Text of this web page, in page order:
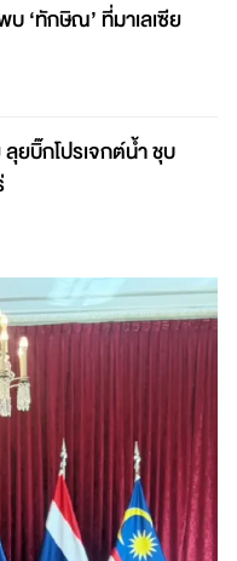
‘ทักษิณ’ ที่มาเลเซีย
ยบิ๊กโปรเจกต์น้ำ ชุบ